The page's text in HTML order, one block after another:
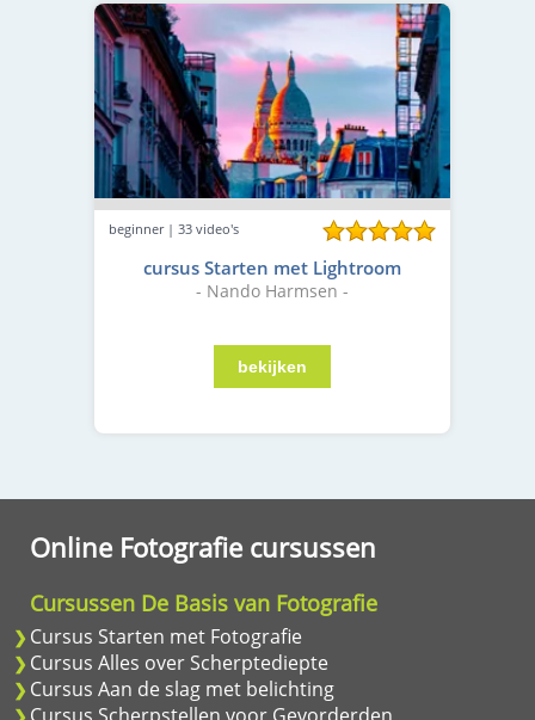
beginner | 33 video's
cursus Starten met Lightroom
- Nando Harmsen -
Online Fotografie cursussen
Cursussen De Basis van Fotografie
Cursus Starten met Fotografie
Cursus Alles over Scherptediepte
Cursus Aan de slag met belichting